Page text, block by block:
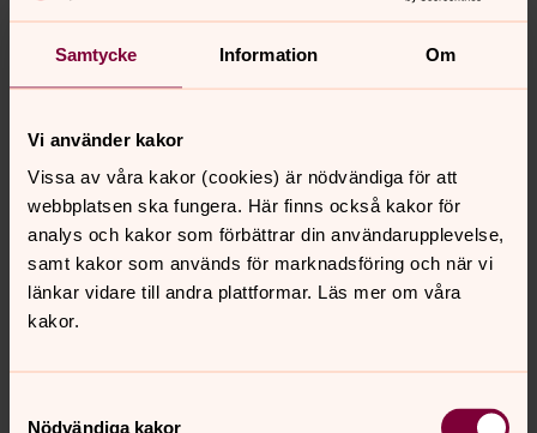
Samtycke Information Om
Vi använder kakor
Vissa av våra kakor (cookies) är nödvändiga för att
webbplatsen ska fungera. Här finns också kakor för
analys och kakor som förbättrar din användarupplevelse,
samt kakor som används för marknadsföring och när vi
länkar vidare till andra plattformar. Läs mer om våra
kakor.
Nödvändiga kakor
7 John Myrgren, Kock
Bodén, Torsten Myrgren, Gerd Larsson. Saknas på